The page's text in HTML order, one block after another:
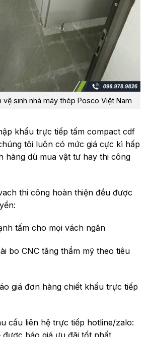
vệ sinh nhà máy thép Posco Việt Nam
khẩu trực tiếp tấm compact cdf
tôi luôn có mức giá cực kì hấp
hàng dù mua vật tư hay thi công
thi công hoàn thiện đều được
tấm cho mọi vách ngăn
bo CNC tăng thẩm mỹ theo tiêu
giá đơn hàng chiết khấu trực tiếp
cầu liên hệ trực tiếp hotline/zalo:
được báo giá ưu đãi tốt nhất.